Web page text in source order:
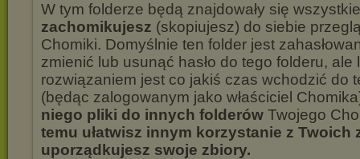
W tym folderze będą znajdowały się
zachomikujesz (skopiujesz) do siebie
Chomiki. Domyślnie ten folder jest
zmienić lub usunąć hasło do tego folderu, ale
rozwiązaniem jest co jakiś czas wchodzić do
(będąc zalogowanym jako właściciel
niego pliki do innych folderów Twojego
temu ułatwisz innym korzystanie z Twoich
uporządkujesz swoje zbiory.